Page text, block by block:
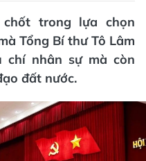
trong lựa chọn
Tổng Bí thư Tô Lâm
nhân sự mà còn
đất nước.